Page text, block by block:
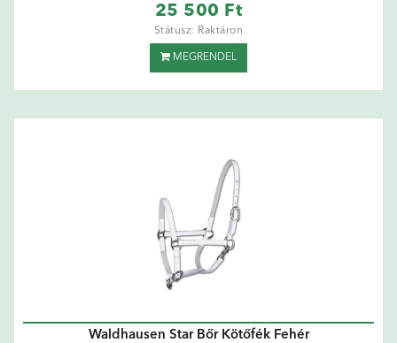
25 500 Ft
Státusz: Raktáron
MEGRENDEL
Waldhausen Star Bőr Kötőfék Fehér